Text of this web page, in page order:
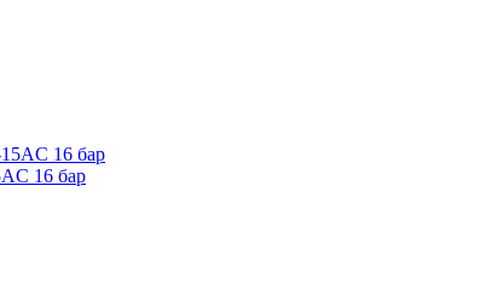
16 бар